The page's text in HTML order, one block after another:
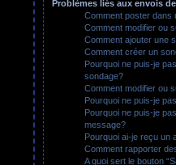
Problèmes liés aux envois
Comment poster dans
Comment modifier ou
Comment ajouter une
Comment créer un
Pourquoi ne puis-je
sondage?
Comment modifier ou
Pourquoi ne puis-je
Pourquoi ne puis-je
message?
Pourquoi ai-je reçu un
Comment rapporter
A quoi sert le bouton